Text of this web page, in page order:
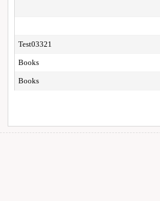
Test03321
Books
Books